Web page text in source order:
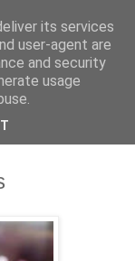
its services
user-agent are
and security
usage